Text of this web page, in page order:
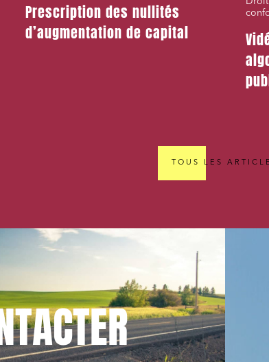
Prescription des nullités
d’augmentation de capital
TOUS LES